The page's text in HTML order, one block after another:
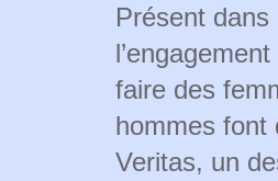
Présent
faire des
hommes font
Veritas, un